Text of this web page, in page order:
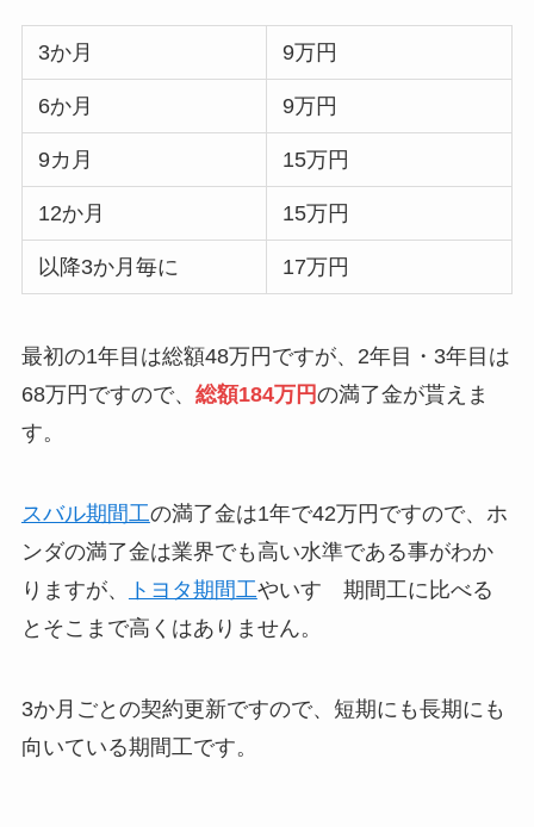
3か月 9万円
6か月 9万円
9カ月 15万円
12か月 15万円
以降3か月毎に 17万円
最初の1年目は総額48万円ですが、2年目・3年目は
68万円ですので、 総額184万円の満了金が貰えま
す。
スバル期間工の満了金は1年で42万円ですので、ホ
ンダの満了金は業界でも高い水準である事がわか
りますが、
トヨタ期間工やいすゞ期間工に比べる
とそこまで高くはありません。
3か月ごとの契約更新ですので、短期にも長期にも
向いている期間工です。